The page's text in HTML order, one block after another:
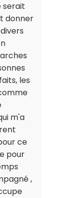
serait
donner
les
m'a
ce
pour
,